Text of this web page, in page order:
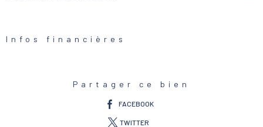
Infos financières
Partager ce bien
FACEBOOK
TWITTER